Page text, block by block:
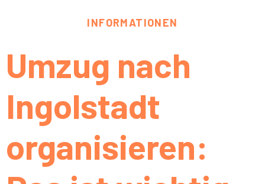
INFORMATIONEN
Umzug nach
Ingolstadt
organisieren: